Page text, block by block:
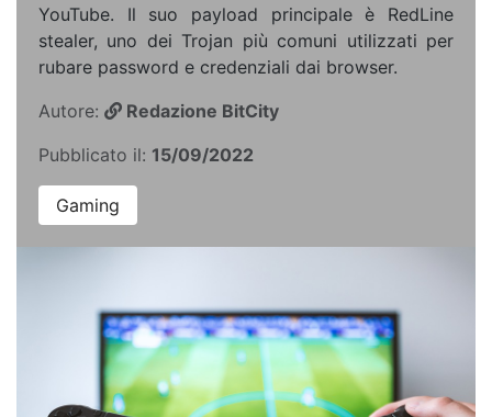
YouTube. Il suo payload principale è RedLine
stealer, uno dei Trojan più comuni utilizzati per
rubare password e credenziali dai browser.
Autore:
Redazione BitCity
Pubblicato il: 15/09/2022
Gaming